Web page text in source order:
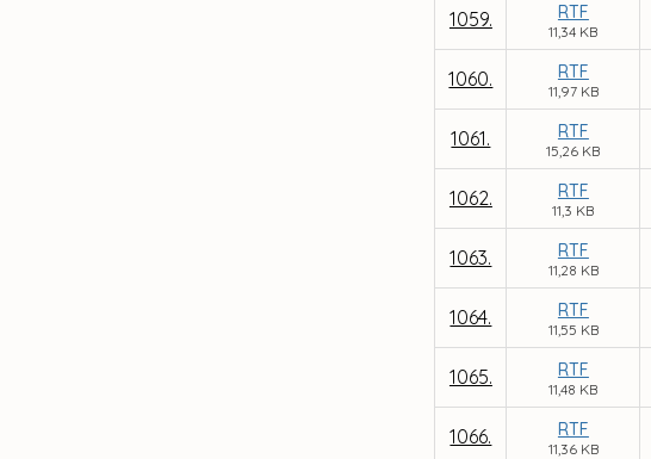
1059. RTF
11,34 KB
1060. RTF
11,97 KB
1061. RTF
15,26 KB
1062. RTF
11,3 KB
1063. RTF
11,28 KB
1064. RTF
11,55 KB
1065. RTF
11,48 KB
1066. RTF
11,36 KB